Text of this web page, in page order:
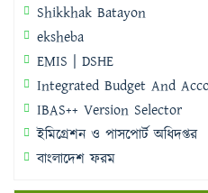
Shikkhak Batayon
eksheba
EMIS | DSHE
Integrated Budget And
IBAS++ Version Selector
ইমিগ্রেশন ও পাসপোর্ট অধিদপ্তর
বাংলাদেশ ফরম